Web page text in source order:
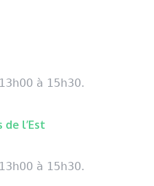
à 15h30.
l’Est
à 15h30.